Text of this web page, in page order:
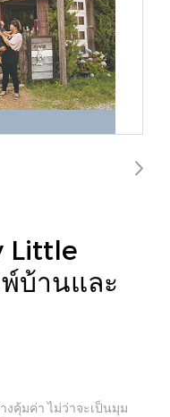
Little
บ้านและ
คุ้มค่า ไม่ว่าจะเป็นมุม